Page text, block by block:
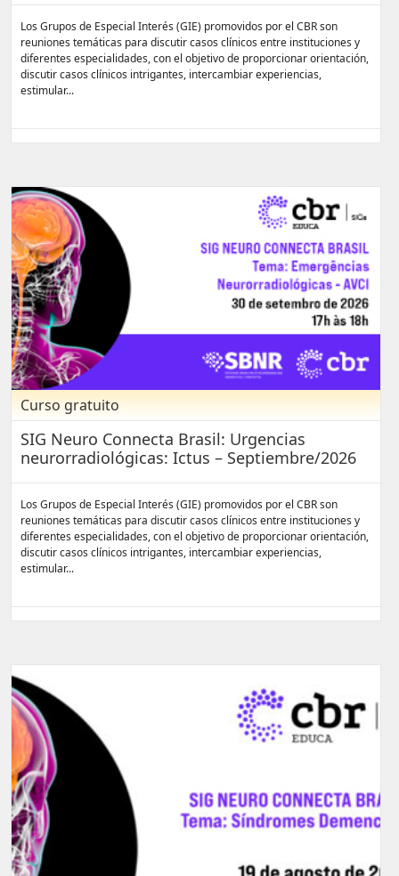
Los Grupos de Especial Interés (GIE) promovidos por el CBR son
reuniones temáticas para discutir casos clínicos entre instituciones y
diferentes especialidades, con el objetivo de proporcionar orientación,
discutir casos clínicos intrigantes, intercambiar experiencias,
estimular...
Curso gratuito
SIG Neuro Connecta Brasil: Urgencias
neurorradiológicas: Ictus – Septiembre/2026
Los Grupos de Especial Interés (GIE) promovidos por el CBR son
reuniones temáticas para discutir casos clínicos entre instituciones y
diferentes especialidades, con el objetivo de proporcionar orientación,
discutir casos clínicos intrigantes, intercambiar experiencias,
estimular...